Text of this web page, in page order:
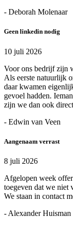
- Deborah Molenaar
Geen linkedin nodig
10 juli 2026
Voor ons bedrijf zijn
Als eerste natuurlijk
daar kwamen
gevoel hadden.
zijn we dan ook
- Edwin van Veen
Aangenaam verrast
8 juli 2026
Afgelopen week
toegeven dat we niet
We staan in contact
- Alexander Huisman